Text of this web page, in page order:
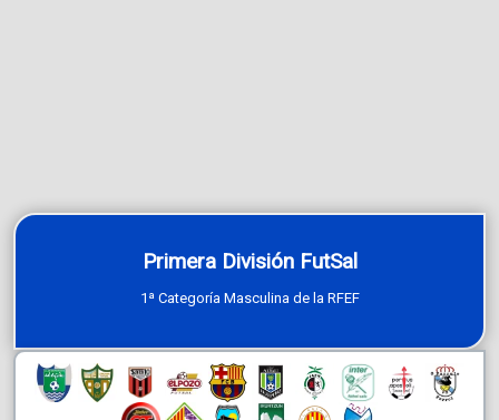
Primera División FutSal
1ª Categoría Masculina de la RFEF